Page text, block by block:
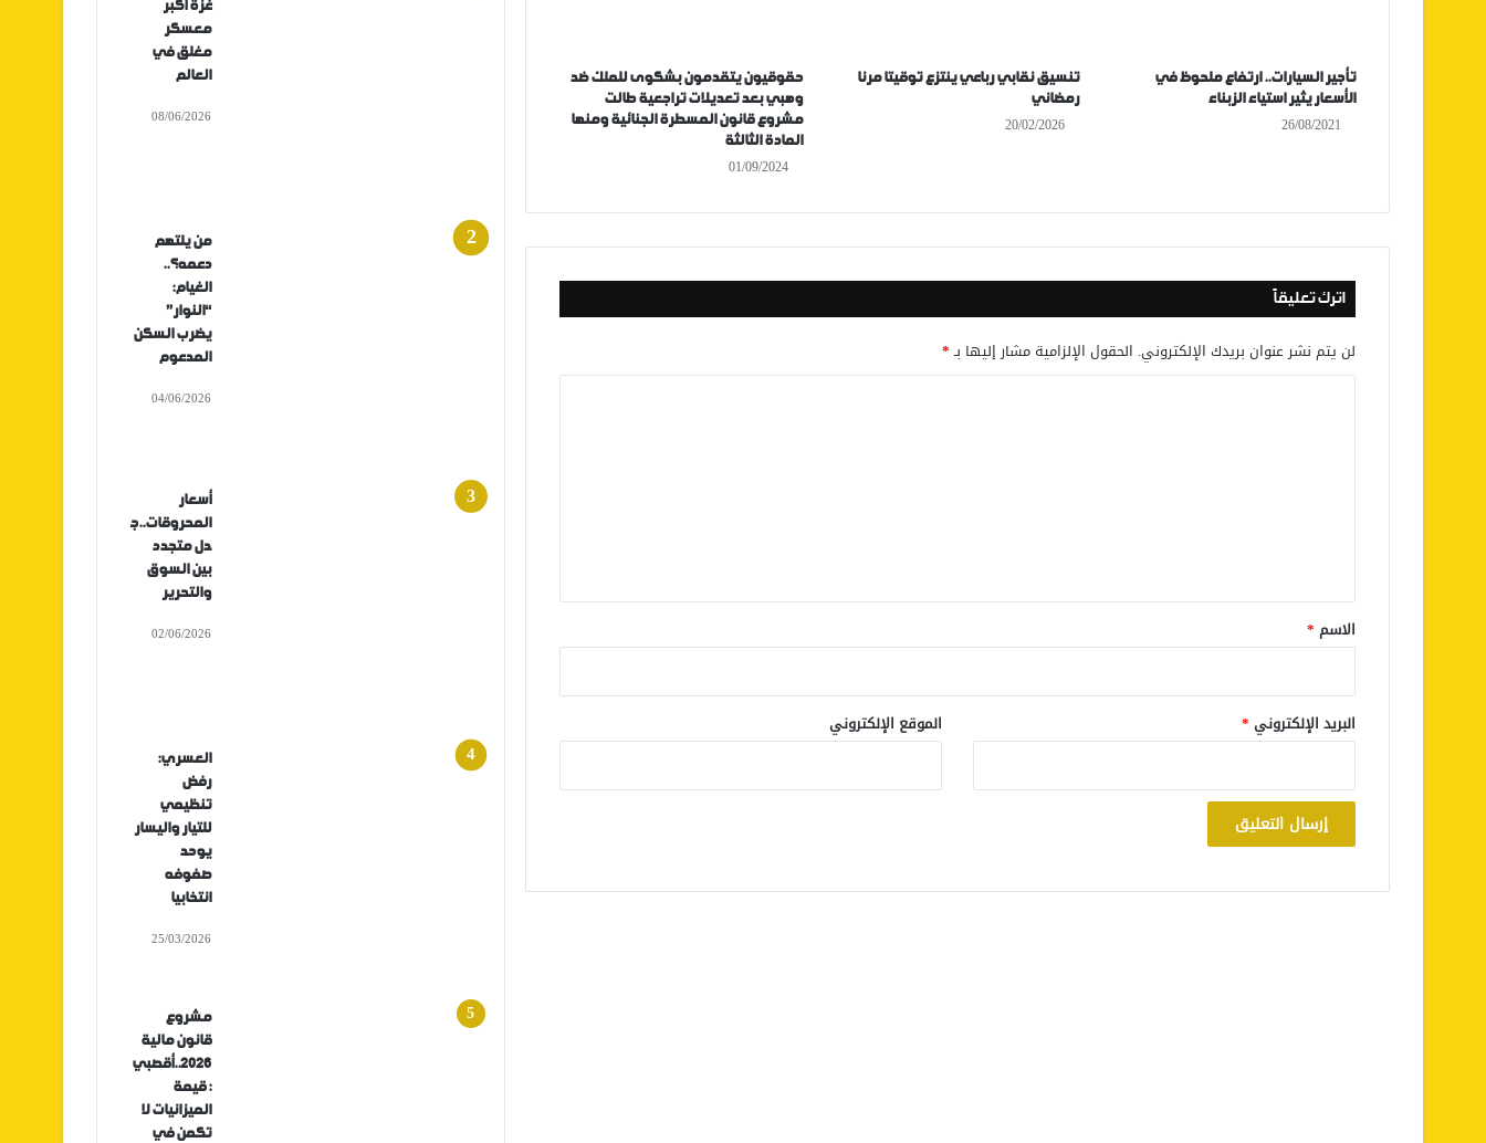
تأجير السيارات.. ارتفاع ملحوظ في
الأسعار يثير استياء الزبناء
26/08/2021
تنسيق نقابي رباعي ينتزع توقيتا مرنا
رمضاني
20/02/2026
حقوقيون يتقدمون بشكوى للملك ضد
وهبي بعد تعديلات تراجعية طالت
مشروع قانون المسطرة الجنائية ومنها
المادة الثالثة
01/09/2024
اترك تعليقاً
لن يتم نشر عنوان بريدك الإلكتروني. الحقول الإلزامية مشار إليها بـ*
*
الاسم *
البريد الإلكتروني * الموقع الإلكتروني
غزة أكبر
معسكر
مغلق في
العالم
08/06/2026
من يلتهم
دعمه؟..
الغيام:
“النوار”
يضرب السكن
المدعوم
04/06/2026
أسعار
المحروقات..ج
دل متجدد
بين السوق
والتحرير
02/06/2026
العسري:
رفض
تنظيمي
للتيار واليسار
يوحد
صفوفه
انتخابيا
25/03/2026
مشروع
قانون مالية
2026..أقصبي
: قيمة
الميزانيات لا
تكمن في